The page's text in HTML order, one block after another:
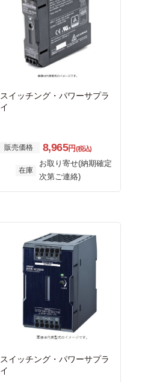
スイッチング・パワーサプラ
イ
販売価格 8,965円(税込)
在庫
お取り寄せ(納期確定
次第ご連絡)
スイッチング・パワーサプラ
イ